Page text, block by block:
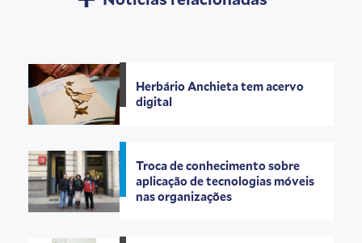
Herbário Anchieta tem acervo
digital
Troca de conhecimento sobre
aplicação de tecnologias móveis
nas organizações